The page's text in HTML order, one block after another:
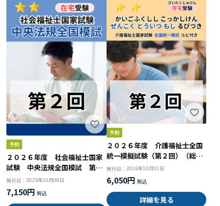
２０２６年度 社会福祉士国家
試験 中央法規全国模試 第２
回
発行日：2026年10月08日
7,150円
２０２６年度 介護福祉士全国
統一模擬試験（第２回）（総ル
ビ付問題編）
発行日： 2026年10月01日
6,050円
詳細を見る